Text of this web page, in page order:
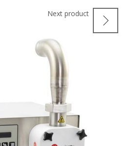
Next product